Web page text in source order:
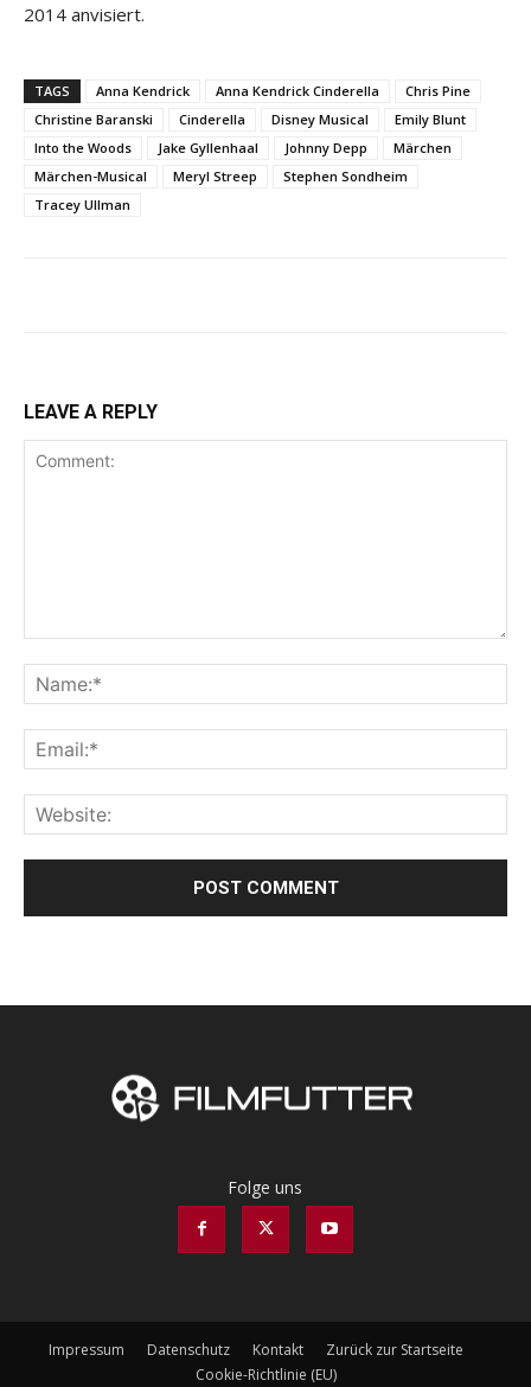
2014 anvisiert.
TAGS Anna Kendrick Anna Kendrick Cinderella
Chris Pine
Christine Baranski
Cinderella Disney Musical
Emily Blunt
Into the Woods
Jake Gyllenhaal Johnny Depp
Märchen
Märchen-Musical
Meryl Streep
Stephen Sondheim
Tracey Ullman
LEAVE A REPLY
Folge uns
Impressum Datenschutz Kontakt
Zurück zur Startseite
Cookie-Richtlinie (EU)